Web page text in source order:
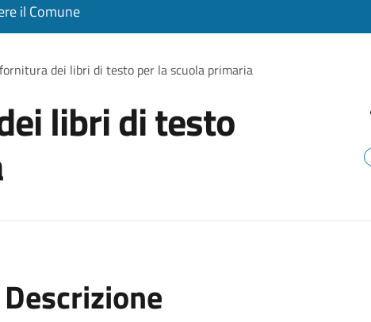
il Comune
dei libri di testo per la scuola primaria
libri di testo
Descrizione